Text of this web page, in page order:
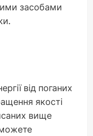
засобами
від поганих
якості
вище